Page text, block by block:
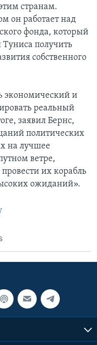
странам.
он работает над
фонда, который
получить
собственного
экономический и
реальный
заявил Бернс,
политических
на лучшее
ветре,
их корабль
ожиданий».